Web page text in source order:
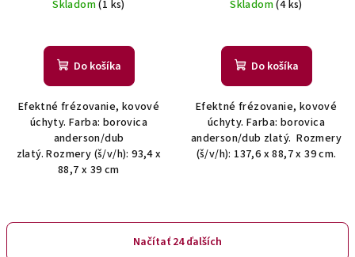
Skladom(1 ks)
Do košíka
Efektné frézovanie, kovové
úchyty. Farba: borovica
anderson/dub
zlatý. Rozmery (š/v/h): 93,4 x
88,7 x 39 cm
Skladom(4 ks)
Do košíka
Efektné frézovanie, kovové
úchyty. Farba: borovica
anderson/dub zlatý. Rozmery
(š/v/h): 137,6 x 88,7 x 39 cm.
Načítať 24 ďalších